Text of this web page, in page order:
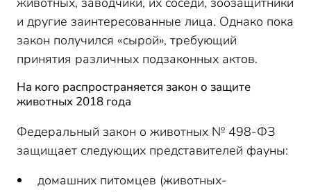
и другие заинтересованные лица. Однако пока
закон получился «сырой», требующий
принятия различных подзаконных актов.
На кого распространяется закон о защите
животных 2018 года
Федеральный закон о животных № 498-ФЗ
защищает следующих представителей фауны:
домашних питомцев (животных-